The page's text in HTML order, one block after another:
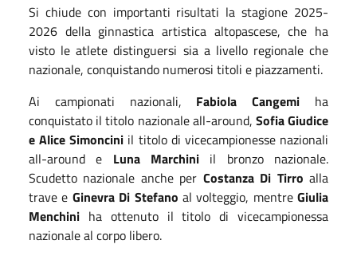
Si chiude con importanti risultati la stagione 2025-
2026 della ginnastica artistica altopascese, che ha
visto le atlete distinguersi sia a livello regionale che
nazionale, conquistando numerosi titoli e piazzamenti.
Ai campionati nazionali, Fabiola Cangemi ha
conquistato il titolo nazionale all-around, Sofia Giudice
e Alice Simoncini il titolo di vicecampionesse nazionali
all-around e Luna Marchini il bronzo nazionale.
Scudetto nazionale anche per Costanza Di Tirro alla
trave e Ginevra Di Stefano al volteggio, mentre Giulia
Menchini ha ottenuto il titolo di vicecampionessa
nazionale al corpo libero.